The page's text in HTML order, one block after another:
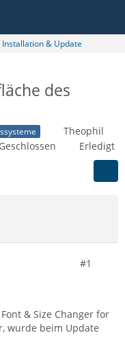
& Update
des
Theophil
Geschlossen Erledigt
#1
& Size Changer for
wurde beim Update